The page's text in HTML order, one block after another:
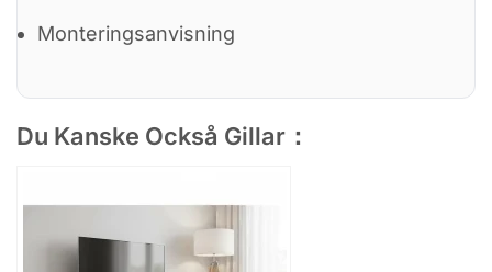
Monteringsanvisning
Du Kanske Också Gillar：